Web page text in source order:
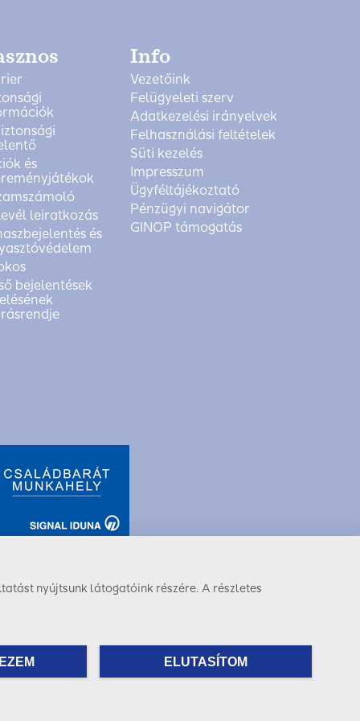
és
leiratkozás
és
bejelentések
Info
Vezetőink
Felügyeleti szerv
Adatkezelési irányelvek
Felhasználási feltételek
Süti kezelés
Impresszum
Ügyféltájékoztató
Pénzügyi navigátor
GINOP támogatás
FacebookLinkedInInstagram
nyújtsunk látogatóink részére. A részletes
ELUTASÍTOM